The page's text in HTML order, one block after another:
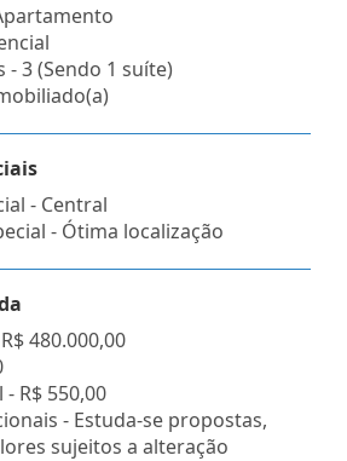
3 (Sendo 1 suíte)
- Central
- Ótima localização
R$ 480.000,00
- R$ 550,00
- Estuda-se propostas,
sujeitos a alteração